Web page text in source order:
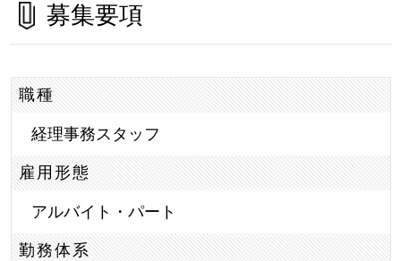
募集要項
職種
経理事務スタッフ
雇用形態
アルバイト・パート
勤務体系